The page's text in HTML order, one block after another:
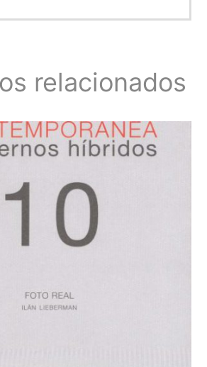
relacionados